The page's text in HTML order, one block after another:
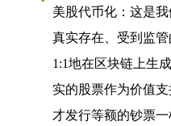
美股代币化 ：这是
真实存在、受到监
1:1地在区块链上生
实的股票作为价值
才发行等额的钞票